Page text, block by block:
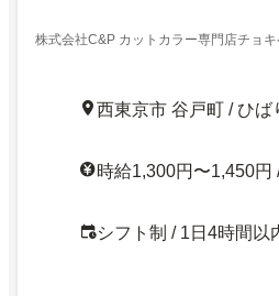
株式会社C&P カットカラー専門店チョ
西東京市 谷戸町 / ひば
時給1,300円〜1,450円
シフト制 / 1日4時間以